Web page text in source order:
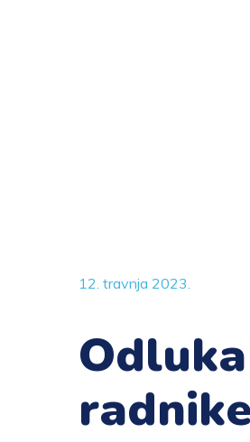
12. travnja 2023.